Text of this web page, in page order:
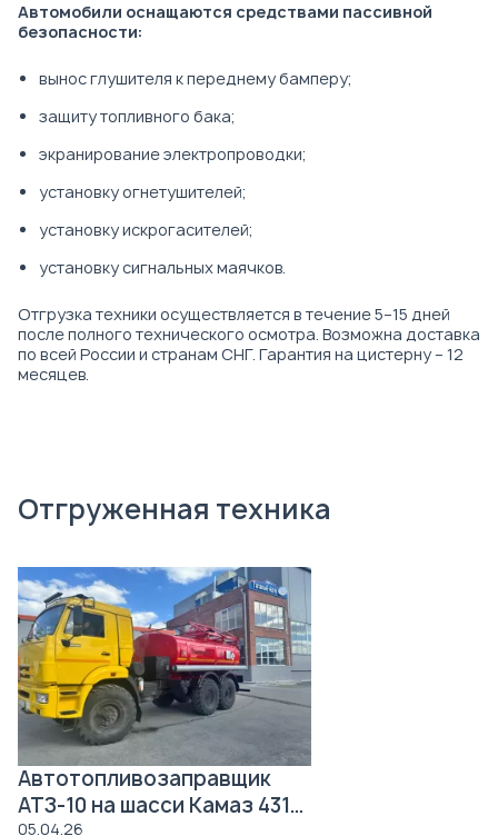
Автомобили оснащаются средствами пассивной
безопасности:
вынос глушителя к переднему бамперу;
защиту топливного бака;
экранирование электропроводки;
установку огнетушителей;
установку искрогасителей;
установку сигнальных маячков.
Отгрузка техники осуществляется в течение 5–15 дней
после полного технического осмотра. Возможна доставка
по всей России и странам СНГ. Гарантия на цистерну – 12
месяцев.
Отгруженная техника
Автотопливозаправщик
АТЗ-10 на шасси Камаз 43118
05.04.26